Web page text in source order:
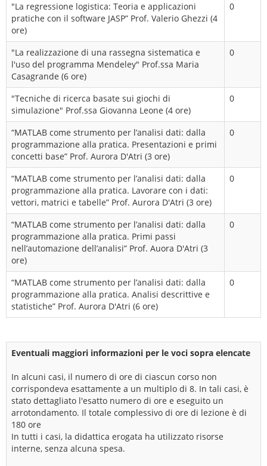
"La regressione logistica: Teoria e applicazioni
pratiche con il software JASP” Prof. Valerio Ghezzi (4
ore)
0
"La realizzazione di una rassegna sistematica e
l'uso del programma Mendeley" Prof.ssa Maria
Casagrande (6 ore)
0
"Tecniche di ricerca basate sui giochi di
simulazione" Prof.ssa Giovanna Leone (4 ore)
0
“MATLAB come strumento per l’analisi dati: dalla
programmazione alla pratica. Presentazioni e primi
concetti base” Prof. Aurora D'Atri (3 ore)
0
“MATLAB come strumento per l’analisi dati: dalla
programmazione alla pratica. Lavorare con i dati:
vettori, matrici e tabelle” Prof. Aurora D'Atri (3 ore)
0
“MATLAB come strumento per l’analisi dati: dalla
programmazione alla pratica. Primi passi
nell’automazione dell’analisi” Prof. Auora D'Atri (3
ore)
0
“MATLAB come strumento per l’analisi dati: dalla
programmazione alla pratica. Analisi descrittive e
statistiche” Prof. Aurora D'Atri (6 ore)
0
Eventuali maggiori informazioni per le voci sopra elencate
In alcuni casi, il numero di ore di ciascun corso non
corrispondeva esattamente a un multiplo di 8. In tali casi, è
stato dettagliato l'esatto numero di ore e eseguito un
arrotondamento. Il totale complessivo di ore di lezione è di
180 ore
In tutti i casi, la didattica erogata ha utilizzato risorse
interne, senza alcuna spesa.